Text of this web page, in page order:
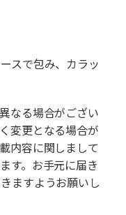
スで包み、カラッ
なる場合がござい
変更となる場合が
内容に関しまして
す。お手元に届き
ますようお願いし